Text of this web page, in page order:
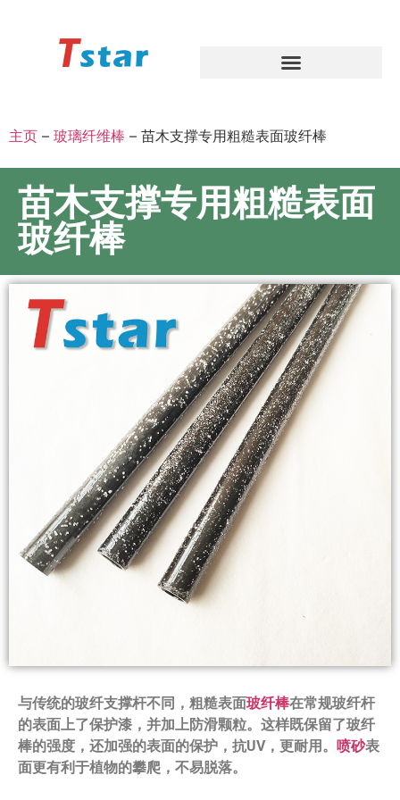
主页 – 玻璃纤维棒 – 苗木支撑专用粗糙表面玻纤棒
苗木支撑专用粗糙表面
玻纤棒
与传统的玻纤支撑杆不同，粗糙表面玻纤棒在常规玻纤杆
的表面上了保护漆，并加上防滑颗粒。这样既保留了玻纤
棒的强度，还加强的表面的保护，抗UV，更耐用。 喷砂表
面更有利于植物的攀爬，不易脱落。